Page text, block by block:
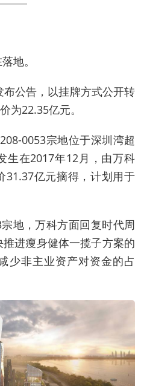
地。
公告，以挂牌方式公开转
为22.35亿元。
0053宗地位于深圳湾超
生在2017年12月，由万科
31.37亿元摘得，计划用于
地，万科方面回复时代周
进瘦身健体一揽子方案的
少非主业资产对资金的占